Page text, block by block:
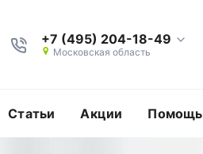
+7 (495) 204-18-49
Московская область
Статьи Акции Помощь